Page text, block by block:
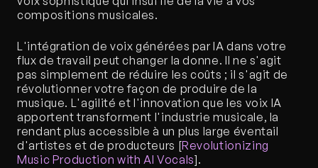
compositions musicales.
L'intégration de voix générées par IA dans votre
flux de travail peut changer la donne. Il ne s'agit
pas simplement de réduire les coûts ; il s'agit de
révolutionner votre façon de produire de la
musique. L'agilité et l'innovation que les voix IA
apportent transforment l'industrie musicale, la
rendant plus accessible à un plus large éventail
d'artistes et de producteurs [Revolutionizing
Music Production with AI Vocals].